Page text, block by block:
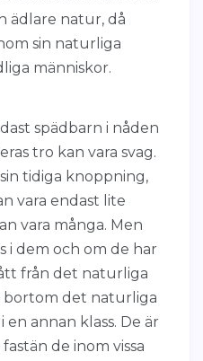
ädlare natur, då
sin naturliga
människor.
spädbarn i nåden
tro kan vara svag.
tidiga knoppning,
vara endast lite
vara många. Men
i dem och om de har
från det naturliga
bortom det naturliga
annan klass. De är
de inom vissa